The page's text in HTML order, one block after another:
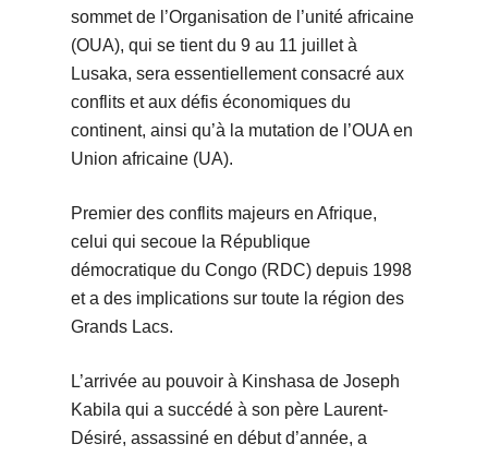
sommet de l’Organisation de l’unité africaine
(OUA), qui se tient du 9 au 11 juillet à
Lusaka, sera essentiellement consacré aux
conflits et aux défis économiques du
continent, ainsi qu’à la mutation de l’OUA en
Union africaine (UA).
Premier des conflits majeurs en Afrique,
celui qui secoue la République
démocratique du Congo (RDC) depuis 1998
et a des implications sur toute la région des
Grands Lacs.
L’arrivée au pouvoir à Kinshasa de Joseph
Kabila qui a succédé à son père Laurent-
Désiré, assassiné en début d’année, a